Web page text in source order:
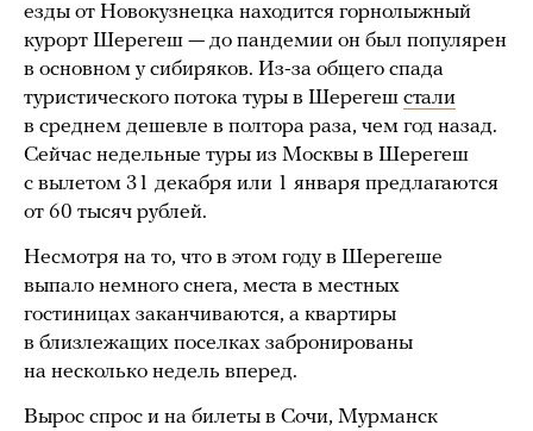
езды от Новокузнецка находится горнолыжный
курорт Шерегеш — до пандемии он был популярен
в основном у сибиряков. Из-за общего спада
туристического потока туры в Шерегеш стали
в среднем дешевле в полтора раза, чем год назад.
Сейчас недельные туры из Москвы в Шерегеш
с вылетом 31 декабря или 1 января предлагаются
от 60 тысяч рублей.
Несмотря на то, что в этом году в Шерегеше
выпало немного снега, места в местных
гостиницах заканчиваются, а квартиры
в близлежащих поселках забронированы
на несколько недель вперед.
Вырос спрос и на билеты в Сочи, Мурманск